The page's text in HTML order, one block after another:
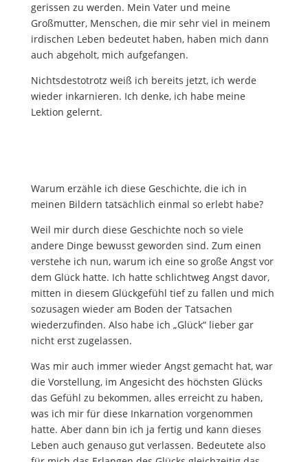
gerissen zu werden. Mein Vater und meine
Großmutter, Menschen, die mir sehr viel in meinem
irdischen Leben bedeutet haben, haben mich dann
auch abgeholt, mich aufgefangen.
Nichtsdestotrotz weiß ich bereits jetzt, ich werde
wieder inkarnieren. Ich denke, ich habe meine
Lektion gelernt.
Warum erzähle ich diese Geschichte, die ich in
meinen Bildern tatsächlich einmal so erlebt habe?
Weil mir durch diese Geschichte noch so viele
andere Dinge bewusst geworden sind. Zum einen
verstehe ich nun, warum ich eine so große Angst vor
dem Glück hatte. Ich hatte schlichtweg Angst davor,
mitten in diesem Glückgefühl tief zu fallen und mich
sozusagen wieder am Boden der Tatsachen
wiederzufinden. Also habe ich „Glück“ lieber gar
nicht erst zugelassen.
Was mir auch immer wieder Angst gemacht hat, war
die Vorstellung, im Angesicht des höchsten Glücks
das Gefühl zu bekommen, alles erreicht zu haben,
was ich mir für diese Inkarnation vorgenommen
hatte. Aber dann bin ich ja fertig und kann dieses
Leben auch genauso gut verlassen. Bedeutete also